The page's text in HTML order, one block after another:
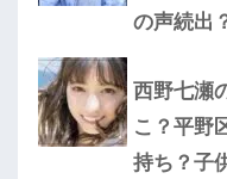
の声続出
西野七瀬
こ？平野
持ち？子